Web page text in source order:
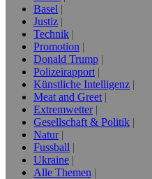
Basel
Justiz
Technik
Promotion
Donald Trump
Polizeirapport
Künstliche Intelligenz
Meat and Greet
Extremwetter
Gesellschaft & Politik
Natur
Fussball
Ukraine
Alle Themen